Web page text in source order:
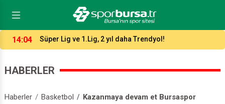
13:47 Karacabey, 9 transferle kadrosunu güçlendirdi!
HABERLER
Haberler Basketbol Kazanmaya devam et Bursaspor